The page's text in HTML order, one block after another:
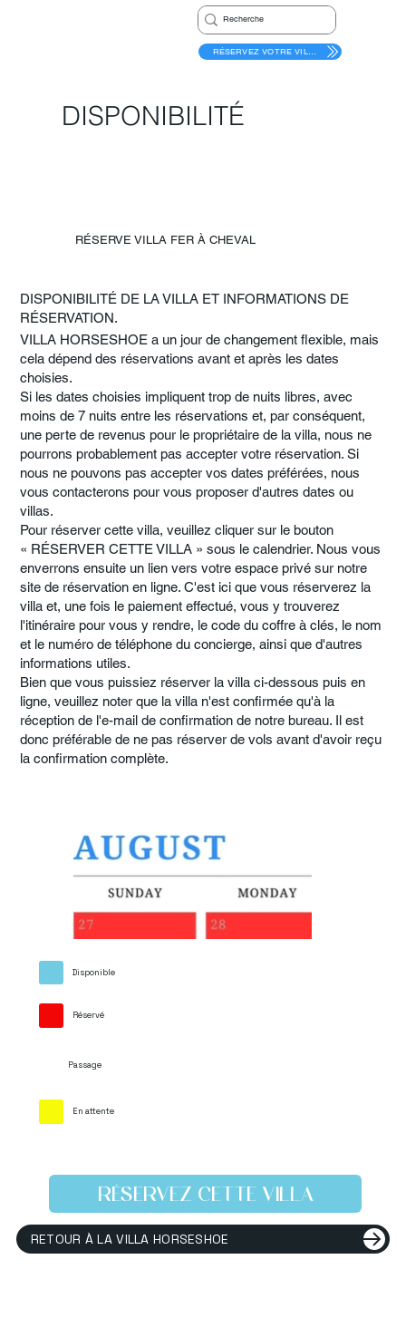
RÉSERVEZ VOTRE VILLA
DISPONIBILITÉ
RÉSERVE VILLA FER À CHEVAL
DISPONIBILITÉ DE LA VILLA ET INFORMATIONS DE
RÉSERVATION.
VILLA HORSESHOE a un jour de changement flexible, mais
cela dépend des réservations avant et après les dates
choisies.
Si les dates choisies impliquent trop de nuits libres, avec
moins de 7 nuits entre les réservations et, par conséquent,
une perte de revenus pour le propriétaire de la villa, nous ne
pourrons probablement pas accepter votre réservation. Si
nous ne pouvons pas accepter vos dates préférées, nous
vous contacterons pour vous proposer d'autres dates ou
villas.
Pour réserver cette villa, veuillez cliquer sur le bouton
« RÉSERVER CETTE VILLA » sous le calendrier. Nous vous
enverrons ensuite un lien vers votre espace privé sur notre
site de réservation en ligne. C'est ici que vous réserverez la
villa et, une fois le paiement effectué, vous y trouverez
l'itinéraire pour vous y rendre, le code du coffre à clés, le nom
et le numéro de téléphone du concierge, ainsi que d'autres
informations utiles.
Bien que vous puissiez réserver la villa ci-dessous puis en
ligne, veuillez noter que la villa n'est confirmée qu'à la
réception de l'e-mail de confirmation de notre bureau. Il est
donc préférable de ne pas réserver de vols avant d'avoir reçu
la confirmation complète.
Disponible
Réservé
Passage
En attente
RÉSERVEZ CETTE VILLA
RETOUR À LA VILLA HORSESHOE